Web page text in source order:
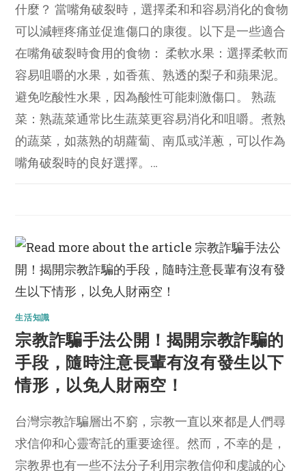
什麼？ 當嘴角破裂時，選擇柔和和容易消化的食物
可以減輕疼痛並促進傷口的康復。以下是一些適合
在嘴角破裂時食用的食物： 柔軟水果：選擇柔軟而
容易咀嚼的水果，如香蕉、熟透的梨子和蘋果泥。
避免吃酸性水果，因為酸性可能刺激傷口。 熟蔬
菜：熟蔬菜通常比生蔬菜更容易消化和咀嚼。煮熟
的蔬菜，如蒸熟的胡蘿蔔、南瓜或洋蔥，可以作為
嘴角破裂時的良好選擇。…
生活知識
宗教詐騙手法公開！揭開宗教詐騙的
手段，隨時注意長輩有沒有發生以下
情形，以免人財兩空！
台灣宗教詐騙層出不窮，宗教一直以來都是人們尋
求信仰和心靈寄託的重要途徑。然而，不幸的是，
宗教界也有一些不法分子利用宗教信仰和虔誠的心